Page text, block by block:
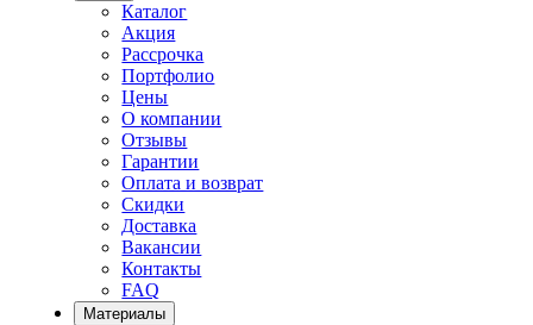
Каталог
Акция
Рассрочка
Портфолио
Цены
О компании
Отзывы
Гарантии
Оплата и возврат
Скидки
Доставка
Вакансии
Контакты
FAQ
Материалы